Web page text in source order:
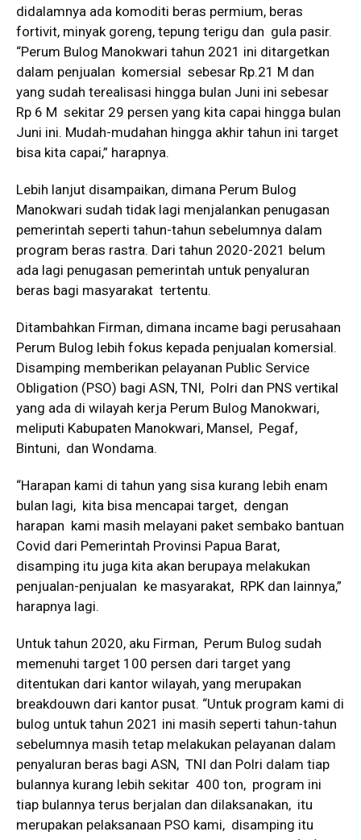
didalamnya ada komoditi beras permium, beras
fortivit, minyak goreng, tepung terigu dan gula pasir.
“Perum Bulog Manokwari tahun 2021 ini ditargetkan
dalam penjualan komersial sebesar Rp.21 M dan
yang sudah terealisasi hingga bulan Juni ini sebesar
Rp 6 M sekitar 29 persen yang kita capai hingga bulan
Juni ini. Mudah-mudahan hingga akhir tahun ini target
bisa kita capai,” harapnya.
Lebih lanjut disampaikan, dimana Perum Bulog
Manokwari sudah tidak lagi menjalankan penugasan
pemerintah seperti tahun-tahun sebelumnya dalam
program beras rastra. Dari tahun 2020-2021 belum
ada lagi penugasan pemerintah untuk penyaluran
beras bagi masyarakat tertentu.
Ditambahkan Firman, dimana incame bagi perusahaan
Perum Bulog lebih fokus kepada penjualan komersial.
Disamping memberikan pelayanan Public Service
Obligation (PSO) bagi ASN, TNI, Polri dan PNS vertikal
yang ada di wilayah kerja Perum Bulog Manokwari,
meliputi Kabupaten Manokwari, Mansel, Pegaf,
Bintuni, dan Wondama.
“Harapan kami di tahun yang sisa kurang lebih enam
bulan lagi, kita bisa mencapai target, dengan
harapan kami masih melayani paket sembako bantuan
Covid dari Pemerintah Provinsi Papua Barat,
disamping itu juga kita akan berupaya melakukan
penjualan-penjualan ke masyarakat, RPK dan lainnya,”
harapnya lagi.
Untuk tahun 2020, aku Firman, Perum Bulog sudah
memenuhi target 100 persen dari target yang
ditentukan dari kantor wilayah, yang merupakan
breakdouwn dari kantor pusat. “Untuk program kami di
bulog untuk tahun 2021 ini masih seperti tahun-tahun
sebelumnya masih tetap melakukan pelayanan dalam
penyaluran beras bagi ASN, TNI dan Polri dalam tiap
bulannya kurang lebih sekitar 400 ton, program ini
tiap bulannya terus berjalan dan dilaksanakan, itu
merupakan pelaksanaan PSO kami, disamping itu